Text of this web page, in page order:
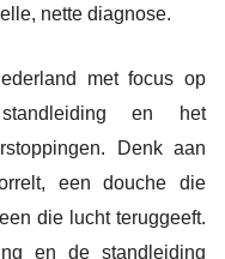
nette diagnose.
met focus op
standleiding en het
Denk aan
een douche die
die lucht teruggeeft.
en de standleiding